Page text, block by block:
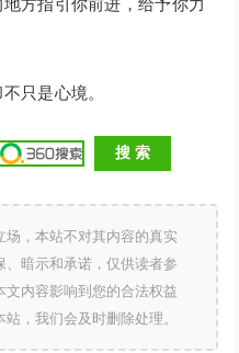
方指引你前进，给予你力
只是心境。
，本站不对其内容的真实
暗示和承诺，仅供读者参
内容影响到您的合法权益
，我们会及时删除处理。